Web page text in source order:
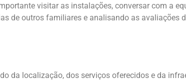
visitar as instalações, conversar com a
de outros familiares e analisando as avaliações
da localização, dos serviços oferecidos e da